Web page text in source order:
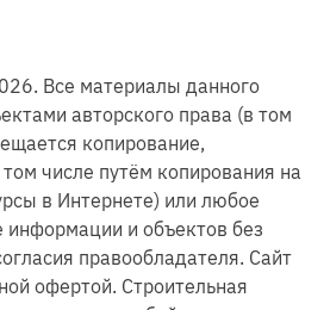
Все материалы данного
авторского права (в том
копирование,
числе путём копирования на
в Интернете) или любое
информации и объектов без
правообладателя. Cайт
офертой. Строительная